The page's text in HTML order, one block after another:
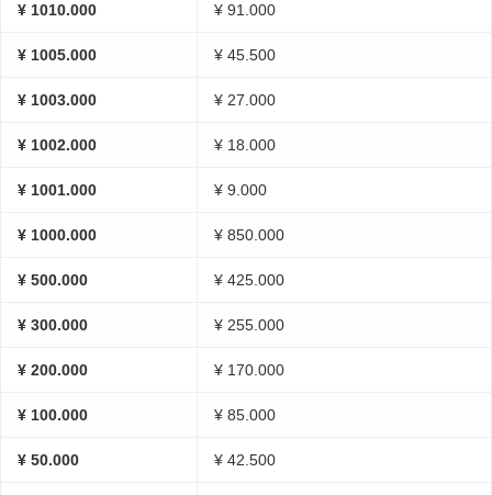
¥ 1010.000 ¥ 91.000
¥ 1005.000 ¥ 45.500
¥ 1003.000 ¥ 27.000
¥ 1002.000 ¥ 18.000
¥ 1001.000 ¥ 9.000
¥ 1000.000 ¥ 850.000
¥ 500.000 ¥ 425.000
¥ 300.000 ¥ 255.000
¥ 200.000 ¥ 170.000
¥ 100.000 ¥ 85.000
¥ 50.000 ¥ 42.500